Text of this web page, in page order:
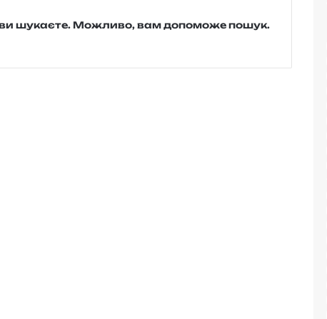
шукаєте. Можливо, вам допоможе пошук.